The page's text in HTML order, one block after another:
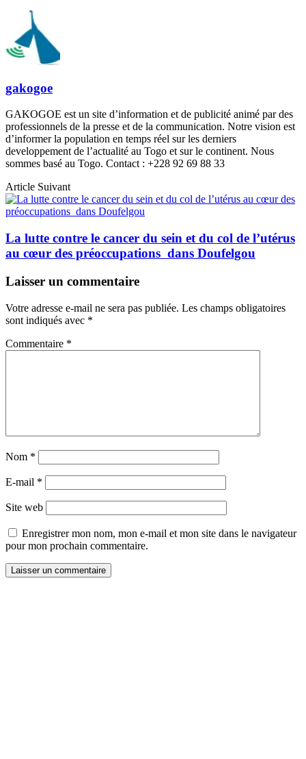
gakogoe
GAKOGOE est un site d’information et de publicité animé par des
professionnels de la presse et de la communication. Notre vision est
d’informer la population en temps réel sur les derniers
developpement de l’actualité au Togo et sur le continent. Nous
sommes basé au Togo. Contact : +228 92 69 88 33
Article Suivant
La lutte contre le cancer du sein et du col de l’utérus
au cœur des préoccupations dans Doufelgou
Laisser un commentaire
Votre adresse e-mail ne sera pas publiée. Les champs obligatoires
sont indiqués avec *
Commentaire *
Nom *
E-mail *
Site web
Enregistrer mon nom, mon e-mail et mon site dans le navigateur
pour mon prochain commentaire.